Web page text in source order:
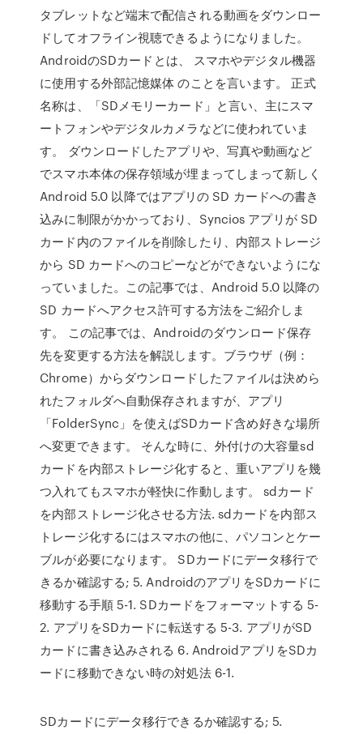
タブレットなど端末で配信される動画をダウンロー
ドしてオフライン視聴できるようになりました。
AndroidのSDカードとは、 スマホやデジタル機器
に使用する外部記憶媒体 のことを言います。 正式
名称は、「SDメモリーカード」と言い、主にスマ
ートフォンやデジタルカメラなどに使われていま
す。 ダウンロードしたアプリや、写真や動画など
でスマホ本体の保存領域が埋まってしまって新しく
Android 5.0 以降ではアプリの SD カードへの書き
込みに制限がかかっており、Syncios アプリが SD
カード内のファイルを削除したり、内部ストレージ
から SD カードへのコピーなどができないようにな
っていました。この記事では、Android 5.0 以降の
SD カードへアクセス許可する方法をご紹介しま
す。 この記事では、Androidのダウンロード保存
先を変更する方法を解説します。ブラウザ（例：
Chrome）からダウンロードしたファイルは決めら
れたフォルダへ自動保存されますが、アプリ
「FolderSync」を使えばSDカード含め好きな場所
へ変更できます。 そんな時に、外付けの大容量sd
カードを内部ストレージ化すると、重いアプリを幾
つ入れてもスマホが軽快に作動します。 sdカード
を内部ストレージ化させる方法. sdカードを内部ス
トレージ化するにはスマホの他に、パソコンとケー
ブルが必要になります。 SDカードにデータ移行で
きるか確認する; 5. AndroidのアプリをSDカードに
移動する手順 5-1. SDカードをフォーマットする 5-
2. アプリをSDカードに転送する 5-3. アプリがSD
カードに書き込みされる 6. AndroidアプリをSDカ
ードに移動できない時の対処法 6-1.
SDカードにデータ移行できるか確認する; 5.